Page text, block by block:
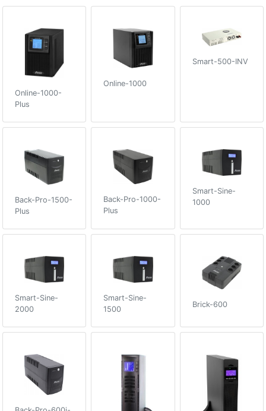
Online-1000-
Plus
Online-1000
Smart-500-INV
Back-Pro-1500-
Plus
Back-Pro-1000-
Plus
Smart-Sine-
1000
Smart-Sine-
2000
Smart-Sine-
1500
Brick-600